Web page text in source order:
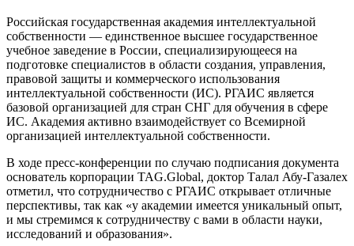
Российская государственная академия интеллектуальной
собственности — единственное высшее государственное
учебное заведение в России, специализирующееся на
подготовке специалистов в области создания, управления,
правовой защиты и коммерческого использования
интеллектуальной собственности (ИС). РГАИС является
базовой организацией для стран СНГ для обучения в сфере
ИС. Академия активно взаимодействует со Всемирной
организацией интеллектуальной собственности.
В ходе пресс-конференции по случаю подписания документа
основатель корпорации TAG.Global, доктор Талал Абу-Газалех
отметил, что сотрудничество с РГАИС открывает отличные
перспективы, так как «у академии имеется уникальный опыт,
и мы стремимся к сотрудничеству с вами в области науки,
исследований и образования».